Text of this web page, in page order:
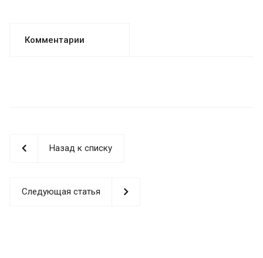
Комментарии
Назад к списку
Следующая статья